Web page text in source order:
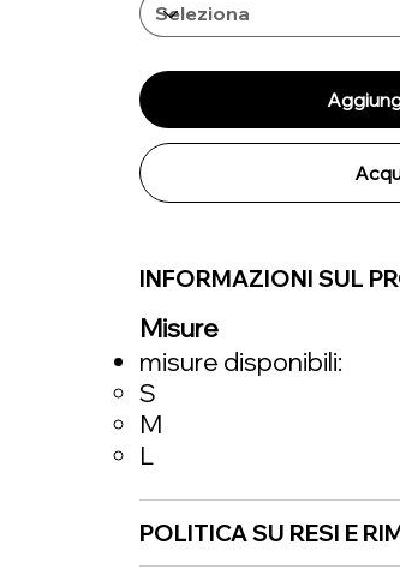
INFORMAZIONI SUL
Misure
misure disponibili:
S
M
L
POLITICA SU RESI E